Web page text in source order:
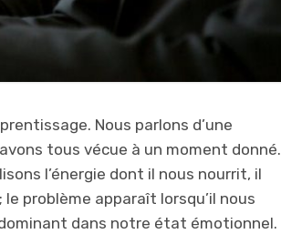
Nous parlons d’une
tous vécue à un moment donné.
l’énergie dont il nous nourrit, il
problème apparaît lorsqu’il nous
dans notre état émotionnel.